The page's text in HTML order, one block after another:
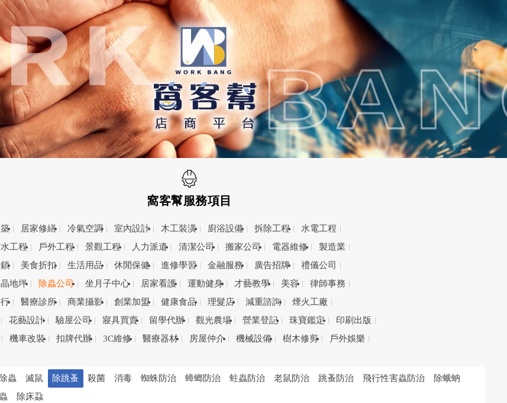
窩客幫服務項目
居家修繕 冷氣空調 室內設計 木工裝潢 廚浴設備 拆除工程
水電工程
工程 戶外工程 景觀工程 人力派遣 清潔公司 搬家公司 電器維修
製造業
美食折扣 生活用品 休閒保健 進修學習 金融服務 廣告招牌
禮儀公司
地坪 除蟲公司 坐月子中心 居家看護 運動健身 才藝教學 美容
律師事務
醫療診所 商業攝影 創業加盟 健康食品 理髮店 減重諮詢
煙火工廠
花藝設計 驗屋公司 寢具買賣 留學代辦 觀光農場 營業登記 珠寶鑑定
印刷出版
機車改裝 扣牌代辦 3C維修 醫療器材 房屋仲介 機械設備 樹木修剪
戶外娛樂
除蟲 滅鼠 除跳蚤 殺菌 消毒 蜘蛛防治 蟑螂防治 蛀蟲防治 老鼠防治 跳蚤防治 飛行性害蟲防治
除蛾蚋
除床蝨